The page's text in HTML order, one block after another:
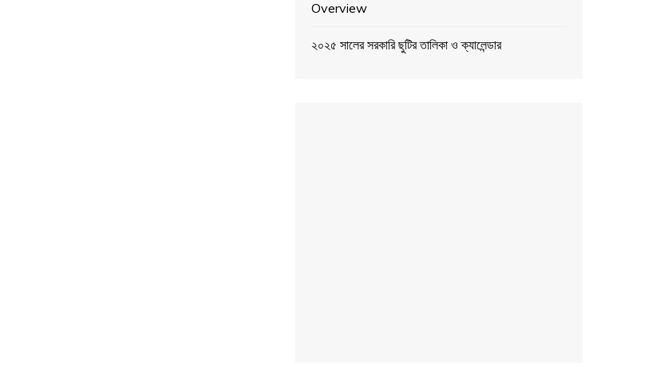
Overview
২০২৫ সালের সরকারি ছুটির তালিকা ও ক্যালেন্ডার